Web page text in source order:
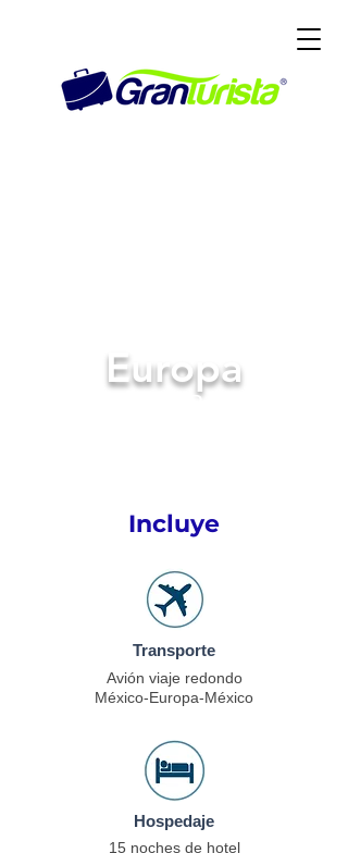
Europa
ESPAÑA • FRANCIA •
Incluye
Transporte
Avión viaje redondo
México-Europa-México
Hospedaje
15 noches de hotel